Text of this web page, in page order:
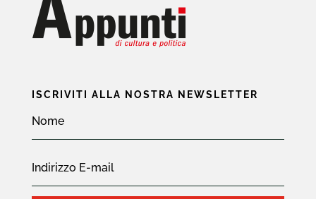
ISCRIVITI ALLA NOSTRA NEWSLETTER